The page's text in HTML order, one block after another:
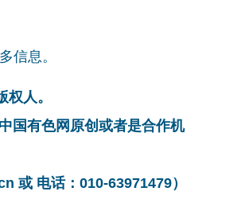
信息。
人。
国有色网原创或者是合作机
或 电话：010-63971479）